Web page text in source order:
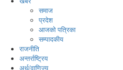
समाज
प्रदेश
आजको पत्रिका
सम्पादकीय
राजनीति
अन्तर्राष्ट्रिय
अर्थ/वाणिज्य